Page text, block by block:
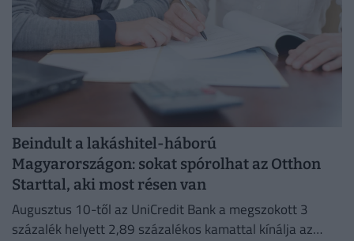
Beindult a lakáshitel-háború
Magyarországon: sokat spórolhat az Otthon
Starttal, aki most résen van
Augusztus 10-től az UniCredit Bank a megszokott 3
százalék helyett 2,89 százalékos kamattal kínálja az